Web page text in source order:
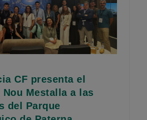
CF presenta el
Mestalla a las
del Parque